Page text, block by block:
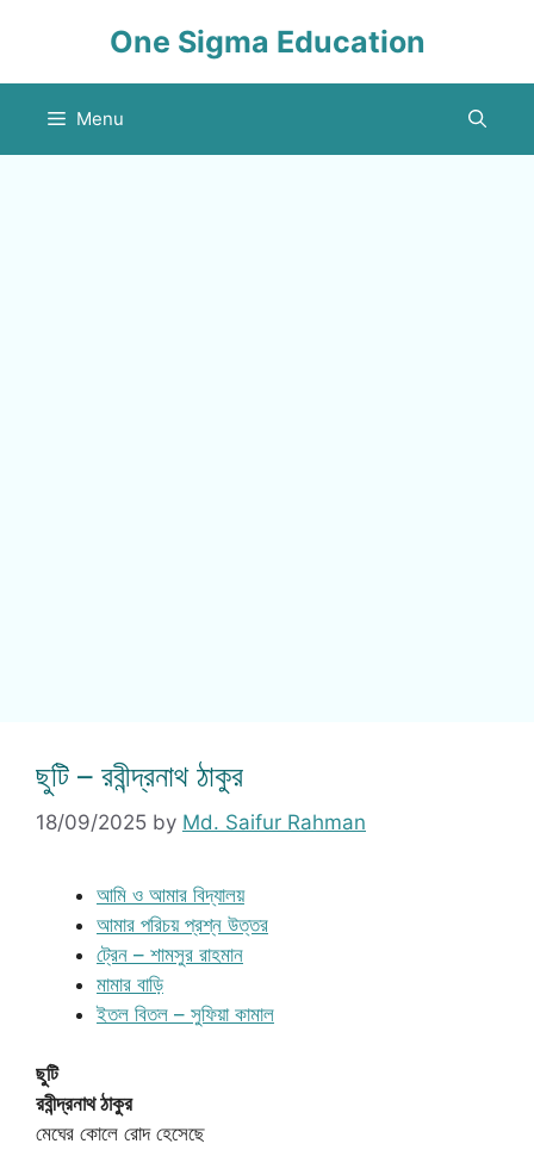
One Sigma Education
Menu
ছুটি – রবীন্দ্রনাথ ঠাকুর
18/09/2025 by Md. Saifur Rahman
আমি ও আমার বিদ্যালয়
আমার পরিচয় প্রশ্ন উত্তর
ট্রেন – শামসুর রাহমান
মামার বাড়ি
ইতল বিতল – সুফিয়া কামাল
ছুটি
রবীন্দ্রনাথ ঠাকুর
মেঘের কোলে রোদ হেসেছে